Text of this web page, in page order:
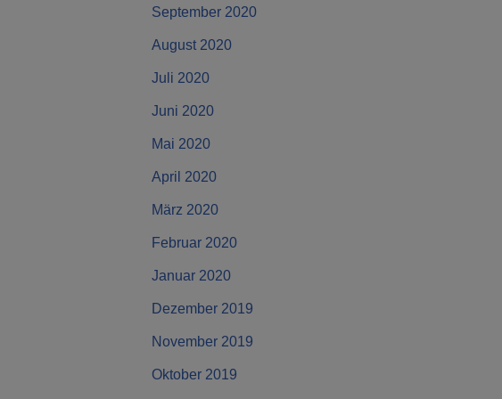
September 2020
August 2020
Juli 2020
Juni 2020
Mai 2020
April 2020
März 2020
Februar 2020
Januar 2020
Dezember 2019
November 2019
Oktober 2019